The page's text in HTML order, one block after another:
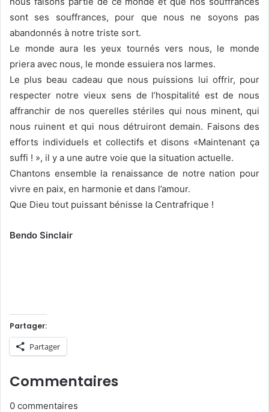
sont ses souffrances, pour que nous ne soyons pas
abandonnés à notre triste sort.
Le monde aura les yeux tournés vers nous, le monde
priera avec nous, le monde essuiera nos larmes.
Le plus beau cadeau que nous puissions lui offrir, pour
respecter notre vieux sens de l’hospitalité est de nous
affranchir de nos querelles stériles qui nous minent, qui
nous ruinent et qui nous détruiront demain. Faisons des
efforts individuels et collectifs et disons «Maintenant ça
suffi ! », il y a une autre voie que la situation actuelle.
Chantons ensemble la renaissance de notre nation pour
vivre en paix, en harmonie et dans l’amour.
Que Dieu tout puissant bénisse la Centrafrique !
Bendo Sinclair
Partager:
Partager
Commentaires
0 commentaires